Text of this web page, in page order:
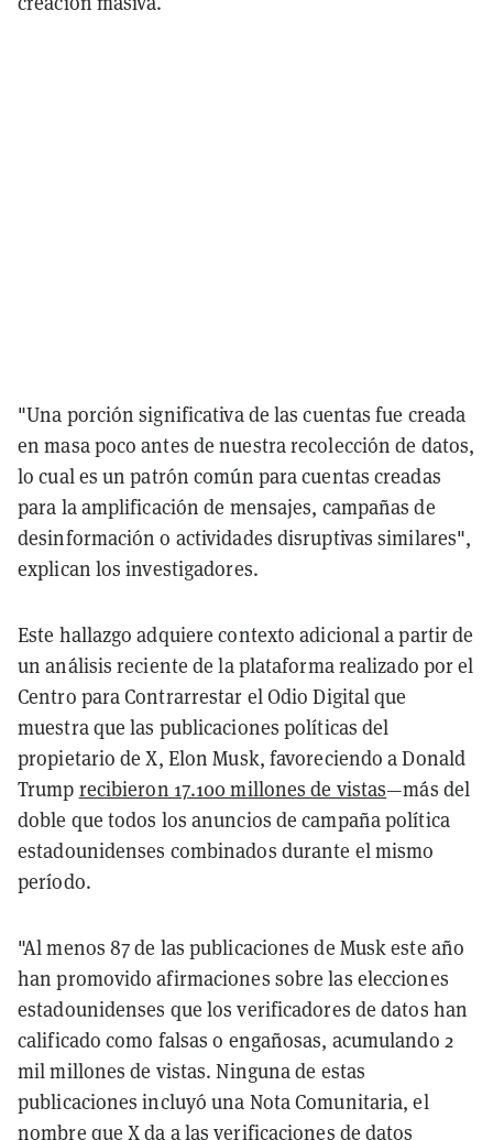
"Una porción significativa de las cuentas fue creada
en masa poco antes de nuestra recolección de datos,
lo cual es un patrón común para cuentas creadas
para la amplificación de mensajes, campañas de
desinformación o actividades disruptivas similares",
explican los investigadores.
Este hallazgo adquiere contexto adicional a partir de
un análisis reciente de la plataforma realizado por el
Centro para Contrarrestar el Odio Digital que
muestra que las publicaciones políticas del
propietario de X, Elon Musk, favoreciendo a Donald
Trump recibieron 17.100 millones de vistas—más del
doble que todos los anuncios de campaña política
estadounidenses combinados durante el mismo
período.
"Al menos 87 de las publicaciones de Musk este año
han promovido afirmaciones sobre las elecciones
estadounidenses que los verificadores de datos han
calificado como falsas o engañosas, acumulando 2
mil millones de vistas. Ninguna de estas
publicaciones incluyó una Nota Comunitaria, el
nombre que X da a las verificaciones de datos